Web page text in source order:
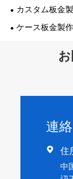
カスタム板金
ケース板金製作
連
 住
中